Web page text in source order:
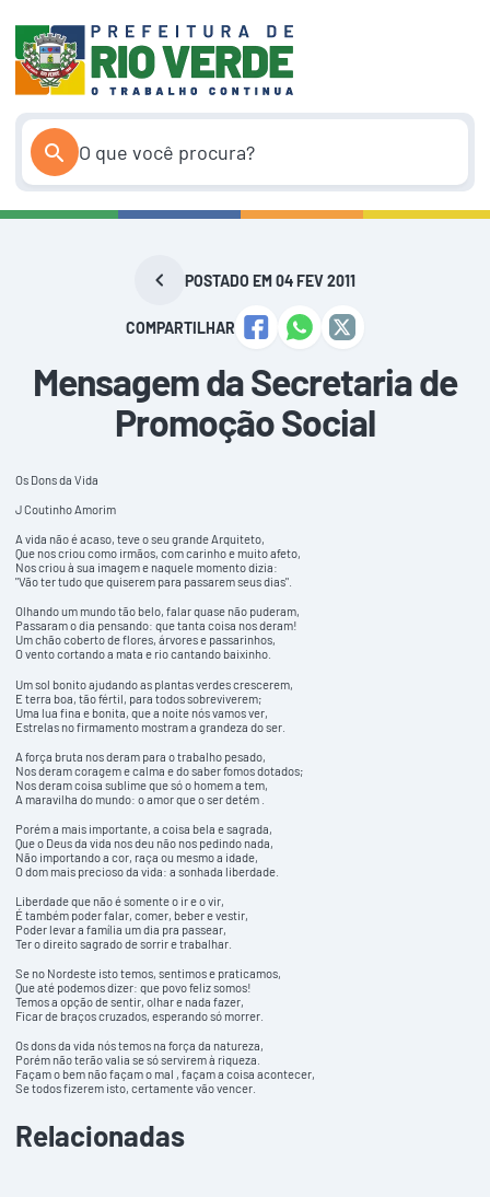
conteúdo
POSTADO EM 04 FEV 2011
COMPARTILHAR
Mensagem da Secretaria de
Promoção Social
Os Dons da Vida
J Coutinho Amorim
A vida não é acaso, teve o seu grande Arquiteto,
Que nos criou como irmãos, com carinho e muito afeto,
Nos criou à sua imagem e naquele momento dizia:
"Vão ter tudo que quiserem para passarem seus dias".
Olhando um mundo tão belo, falar quase não puderam,
Passaram o dia pensando: que tanta coisa nos deram!
Um chão coberto de flores, árvores e passarinhos,
O vento cortando a mata e rio cantando baixinho.
Um sol bonito ajudando as plantas verdes crescerem,
E terra boa, tão fértil, para todos sobreviverem;
Uma lua fina e bonita, que a noite nós vamos ver,
Estrelas no firmamento mostram a grandeza do ser.
A força bruta nos deram para o trabalho pesado,
Nos deram coragem e calma e do saber fomos dotados;
Nos deram coisa sublime que só o homem a tem,
A maravilha do mundo: o amor que o ser detém .
Porém a mais importante, a coisa bela e sagrada,
Que o Deus da vida nos deu não nos pedindo nada,
Não importando a cor, raça ou mesmo a idade,
O dom mais precioso da vida: a sonhada liberdade.
Liberdade que não é somente o ir e o vir,
É também poder falar, comer, beber e vestir,
Poder levar a família um dia pra passear,
Ter o direito sagrado de sorrir e trabalhar.
Se no Nordeste isto temos, sentimos e praticamos,
Que até podemos dizer: que povo feliz somos!
Temos a opção de sentir, olhar e nada fazer,
Ficar de braços cruzados, esperando só morrer.
Os dons da vida nós temos na força da natureza,
Porém não terão valia se só servirem à riqueza.
Façam o bem não façam o mal , façam a coisa acontecer,
Se todos fizerem isto, certamente vão vencer.
Relacionadas